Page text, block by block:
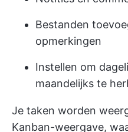
Bestanden
opmerkingen
Instellen om
maandelijks te
Je taken worden
Kanban-weergave,